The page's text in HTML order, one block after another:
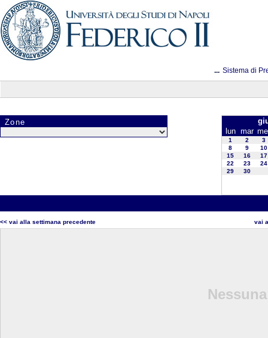
... Sistema di
lun mar
1 2
3
8
9
10
15
16
17
22
23
24
29
30
Zone
<< vai alla settimana precedente vai